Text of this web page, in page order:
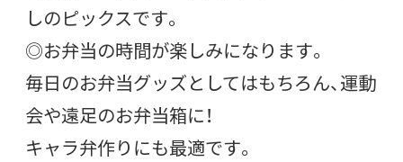
しのピックスです。
◎お弁当の時間が楽しみになります。
毎日のお弁当グッズとしてはもちろん、運動
会や遠足のお弁当箱に！
キャラ弁作りにも最適です。